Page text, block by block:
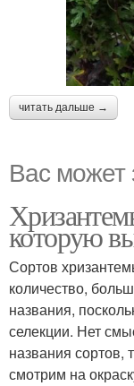
читать дальше →
Вас может
которую
Сортов
количество,
названия,
селекции. Нет
названия сортов,
смотрим на